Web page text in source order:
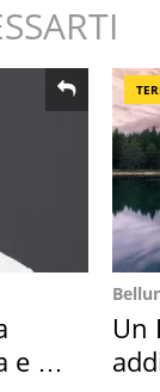
e i
Un